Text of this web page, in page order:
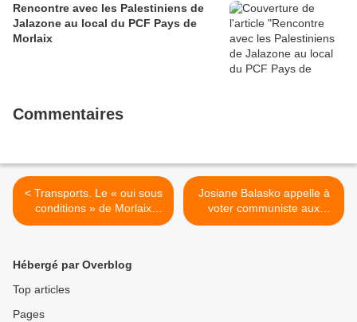
Rencontre avec les Palestiniens de
Jalazone au local du PCF Pays de
Morlaix
Commentaires
< Transports. Le « oui sous
conditions » de Morlaix
communauté à Keolis (Le
Josiane Balasko appelle à
voter communiste aux
élections législatives: "J'ai
Hébergé par Overblog
Top articles
Pages